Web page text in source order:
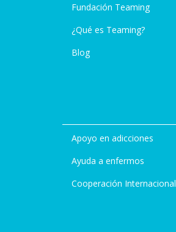
Fundación Teaming
¿Qué es Teaming?
Blog
Apoyo en adicciones
Ayuda a enfermos
Cooperación Internacional